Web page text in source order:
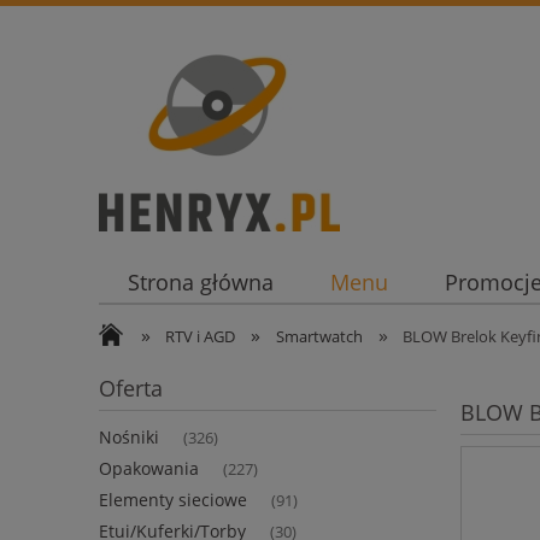
Strona główna Menu
» RTV i AGD » Smartwatch » BLOW Brelok
Oferta
Nośniki (326)
Opakowania (227)
Elementy sieciowe (91)
Etui/Kuferki/Torby (30)
BLOW